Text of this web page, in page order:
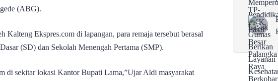
(ABG).
Kalteng Ekspres.com di lapangan, para remaja tersebut berasal
(SD) dan Sekolah Menengah Pertama (SMP).
di sekitar lokasi Kantor Bupati Lama,”Ujar Aldi masyarakat